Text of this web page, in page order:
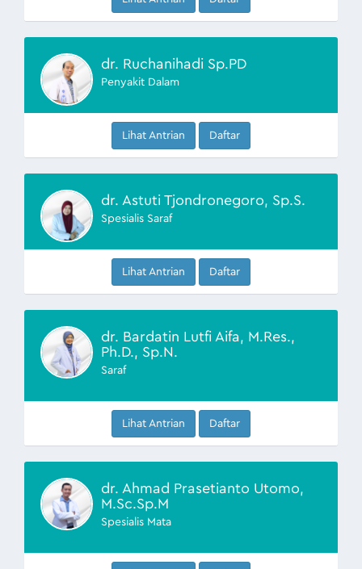
dr. Ruchanihadi Sp.PD
Penyakit Dalam
Lihat Antrian Daftar
dr. Astuti Tjondronegoro, Sp.S.
Spesialis Saraf
Lihat Antrian Daftar
dr. Bardatin Lutfi Aifa, M.Res.,
Ph.D., Sp.N.
Saraf
Lihat Antrian Daftar
dr. Ahmad Prasetianto Utomo,
M.Sc.Sp.M
Spesialis Mata